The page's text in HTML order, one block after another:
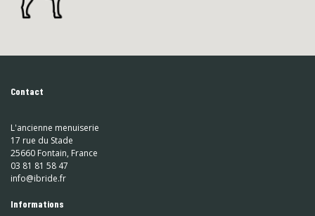
Contact
L'ancienne menuiserie
17 rue du Stade
25660 Fontain, France
03 81 81 58 47
info@ibride.fr
Informations